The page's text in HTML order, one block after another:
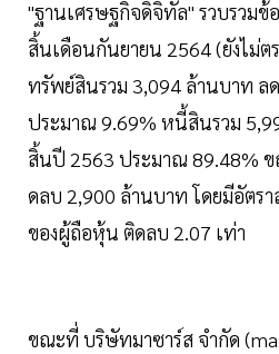
"ฐานเศรษฐกิจดิจิทัล" รวบรวม
สิ้นเดือนกันยายน 2564 (ยังไม่
ทรัพย์สินรวม 3,094 ล้านบาท ล
ประมาณ 9.69% หนี้สินรวม
สิ้นปี 2563 ประมาณ 89.48%
ดลบ 2,900 ล้านบาท โดยมีอัตร
ของผู้ถือหุ้น ติดลบ 2.07 เท่า
ขณะที่ บริษัทมาซาร์ส จำกัด